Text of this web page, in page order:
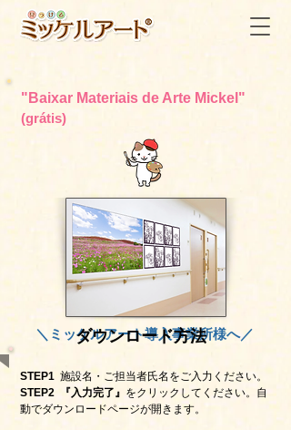
"Baixar Materiais de Arte Mickel"
(grátis)
＼ミッケルアート導入事業所様へ／
STEP1 施設名・ご担当者氏名をご入力ください。
STEP2 『入力完了』 をクリックしてください。自
動でダウンロードページが開きます。
ダウンロード方法